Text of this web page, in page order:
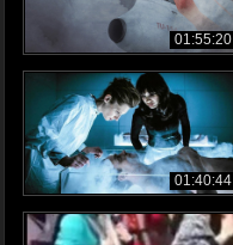
01:55:20
01:40:44